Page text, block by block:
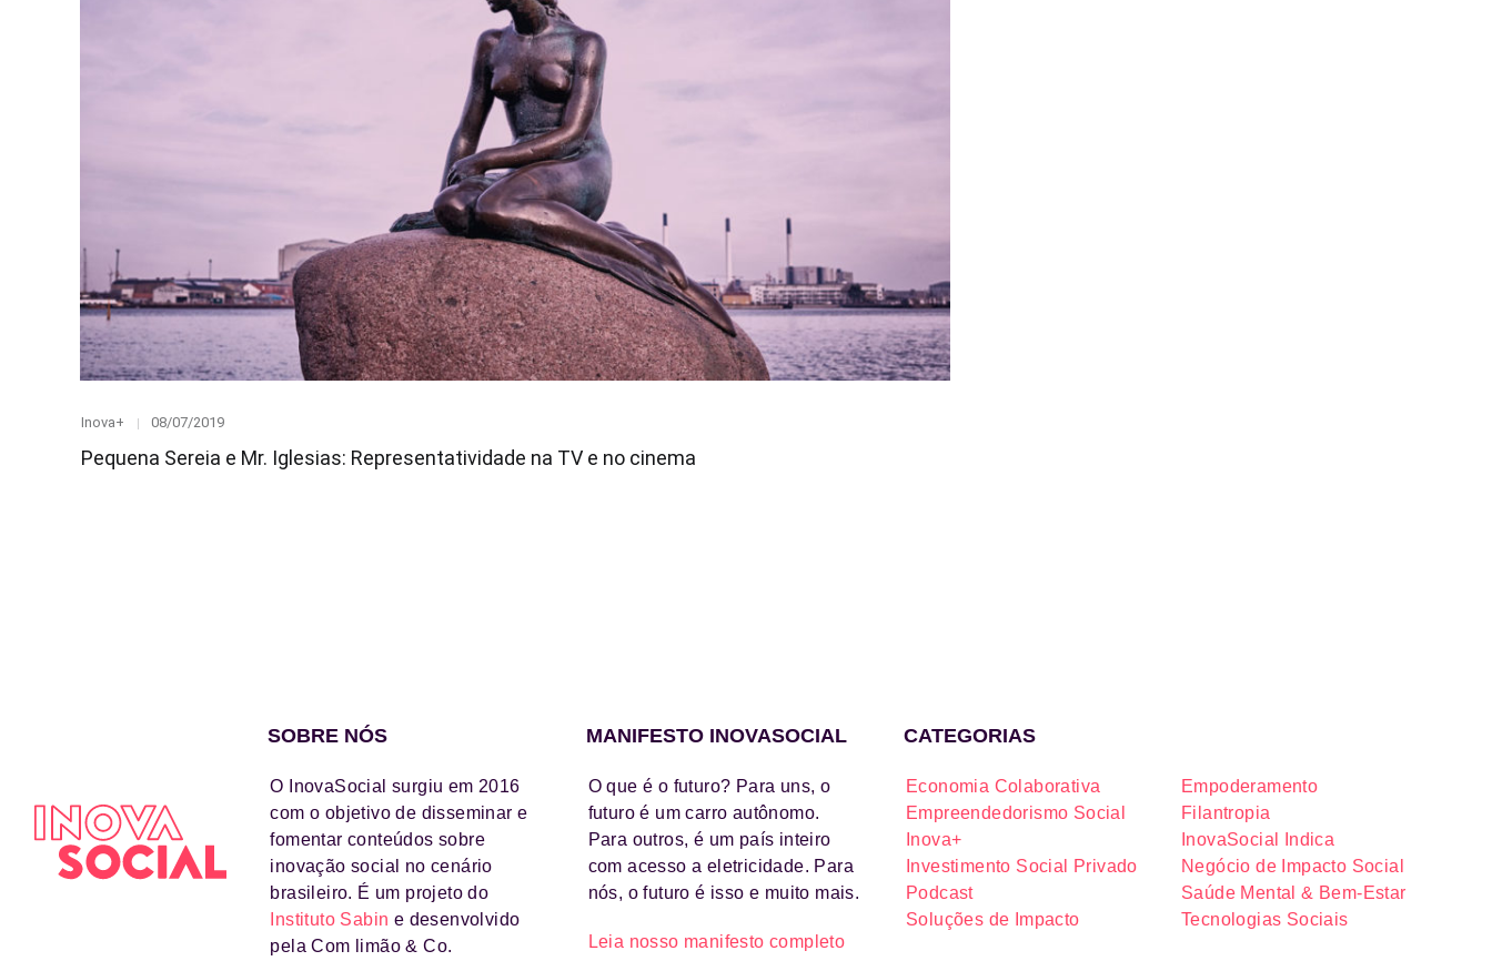
Category
Inova+
Posted
08/07/2019
Pequena Sereia e Mr. Iglesias: Representatividade na TV e no cinema
SOBRE NÓS
O InovaSocial surgiu em 2016
com o objetivo de disseminar e
fomentar conteúdos sobre
inovação social no cenário
brasileiro. É um projeto do
Instituto Sabin e desenvolvido
pela Com limão & Co.
MANIFESTO INOVASOCIAL
O que é o futuro? Para uns, o
futuro é um carro autônomo.
Para outros, é um país inteiro
com acesso a eletricidade. Para
nós, o futuro é isso e muito mais.
Leia nosso manifesto completo
CATEGORIAS
Economia Colaborativa
Empoderamento
Empreendedorismo Social
Filantropia
Inova+
InovaSocial Indica
Investimento Social Privado
Negócio de Impacto Social
Podcast
Saúde Mental & Bem-Estar
Soluções de Impacto
Tecnologias Sociais